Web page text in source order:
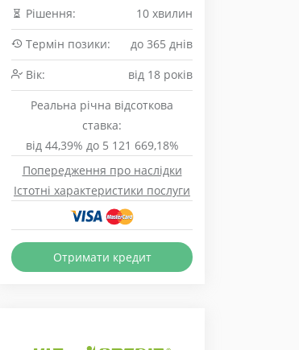
Рішення:
10 хвилин
Термін позики:
до 365 днів
Вік:
від 18 років
Реальна річна відсоткова
ставка:
від 44,39% до 5 121 669,18%
Попередження про наслідки
Істотні характеристики послуги
Отримати кредит